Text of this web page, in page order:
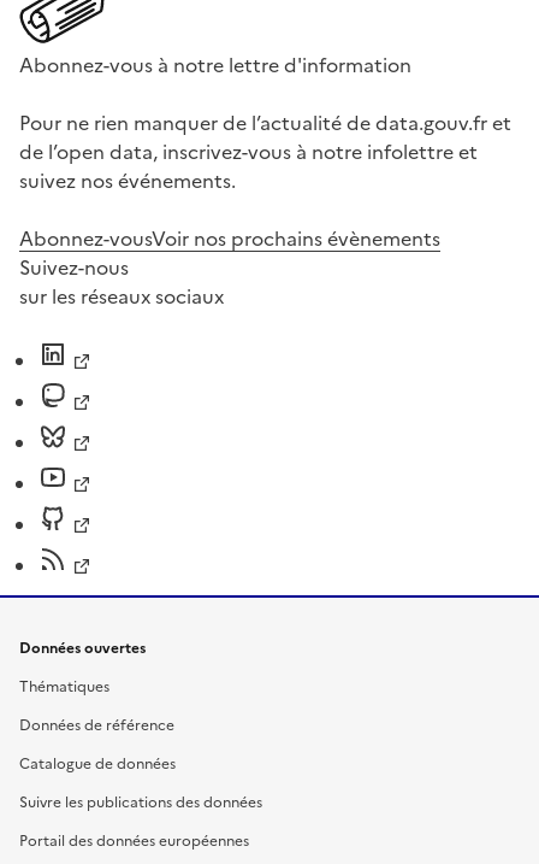
Abonnez-vous à notre lettre d'information
Pour ne rien manquer de l’actualité de data.gouv.fr et
de l’open data, inscrivez-vous à notre infolettre et
suivez nos événements.
Abonnez-vousVoir nos prochains évènements
Suivez-nous
sur les réseaux sociaux
Données ouvertes
Thématiques
Données de référence
Catalogue de données
Suivre les publications des données
Portail des données européennes